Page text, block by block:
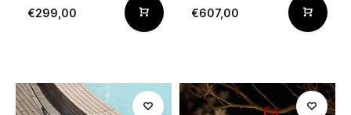
€299,00 €607,00